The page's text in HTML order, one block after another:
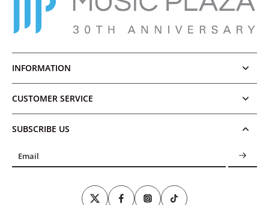
INFORMATION
CUSTOMER SERVICE
SUBSCRIBE US
Email